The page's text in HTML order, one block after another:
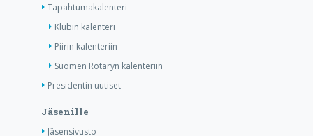
Tapahtumakalenteri
Klubin kalenteri
Piirin kalenteriin
Suomen Rotaryn kalenteriin
Presidentin uutiset
Jäsenille
Jäsensivusto